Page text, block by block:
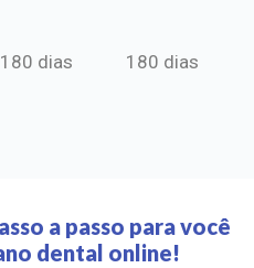
180 dias 180 dias
a passo para você
dental online!